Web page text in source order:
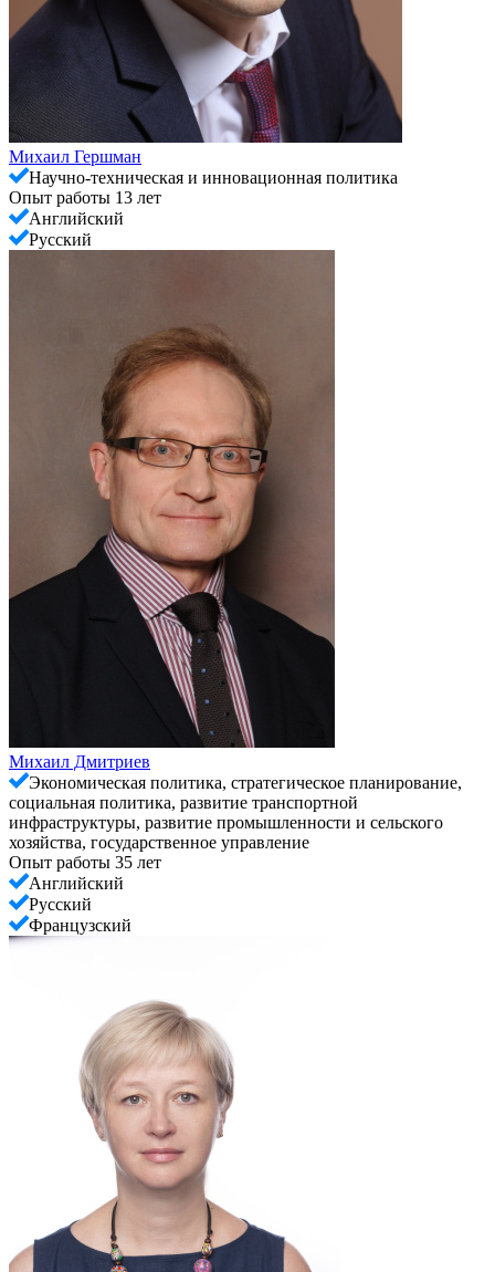
Михаил Гершман
Научно-техническая и инновационная политика
Опыт работы 13 лет
Английский
Русский
Михаил Дмитриев
Экономическая политика, стратегическое планирование,
социальная политика, развитие транспортной
инфраструктуры, развитие промышленности и сельского
хозяйства, государственное управление
Опыт работы 35 лет
Английский
Русский
Французский